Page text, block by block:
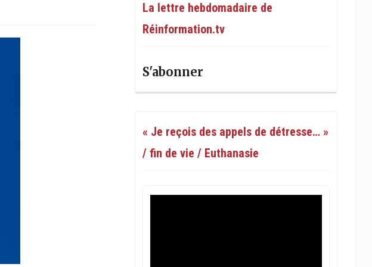
La lettre hebdomadaire de
Réinformation.tv
S'abonner
« Je reçois des appels de détresse… »
/ fin de vie / Euthanasie